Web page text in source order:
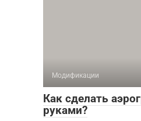
Модификации
Как сделать
руками?